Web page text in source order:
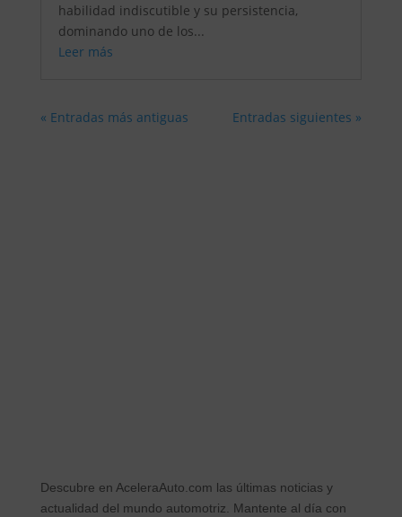
habilidad indiscutible y su persistencia,
dominando uno de los...
Leer más
« Entradas más antiguas Entradas siguientes »
Descubre en AceleraAuto.com las últimas noticias y
actualidad del mundo automotriz. Mantente al día con